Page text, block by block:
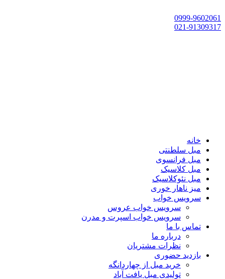
0999-9602061
021-91309317
خانه
مبل سلطنتی
مبل فرانسوی
مبل کلاسیک
مبل نئوکلاسیک
میز ناهار خوری
سرویس خواب
سرویس خواب عروس
سرویس خواب اسپرت و مدرن
تماس با ما
درباره ما
نظرات مشتریان
بازدید حضوری
خرید مبل از چهاردانگه
تولیدی مبل یافت آباد